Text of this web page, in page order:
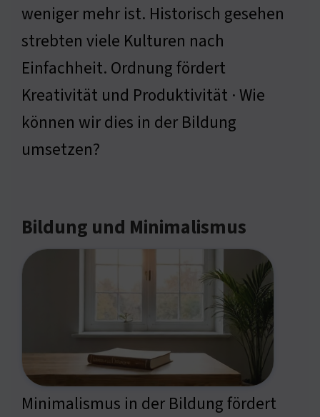
weniger mehr ist. Historisch gesehen
strebten viele Kulturen nach
Einfachheit. Ordnung fördert
Kreativität und Produktivität · Wie
können wir dies in der Bildung
umsetzen?
Bildung und Minimalismus
Minimalismus in der Bildung fördert